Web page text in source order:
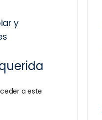
y
a este